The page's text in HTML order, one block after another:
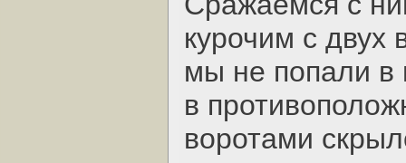
курочим с двух
мы не попали в
в
воротами